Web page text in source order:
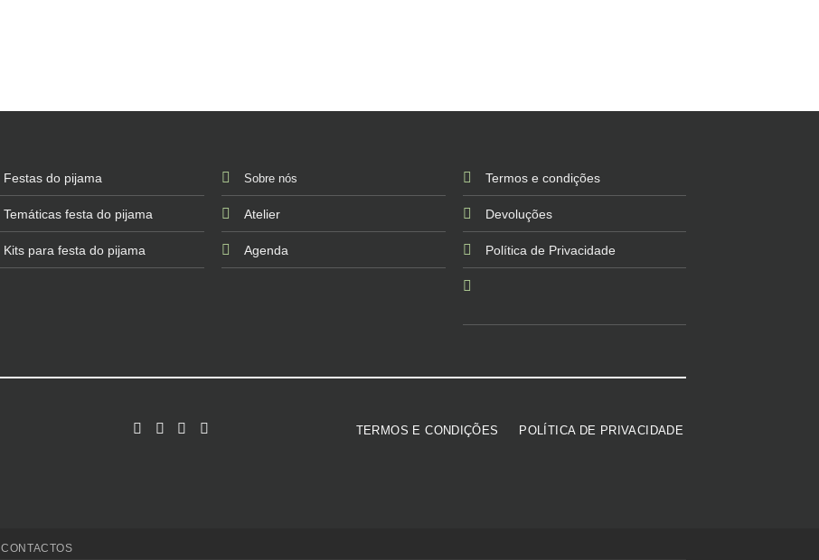
Festas do pijama
Temáticas festa do pijama
Kits para festa do pijama
Sobre nós
Atelier
Agenda
Termos e condições
Devoluções
Política de Privacidade
TERMOS E CONDIÇÕES POLÍTICA DE PRIVACIDADE
CONTACTOS